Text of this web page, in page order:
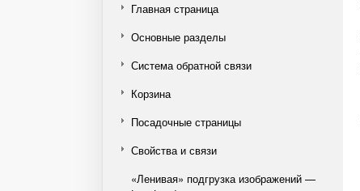
Главная страница
Основные разделы
Система обратной связи
Корзина
Посадочные страницы
Свойства и связи
«Ленивая» подгрузка изображений —